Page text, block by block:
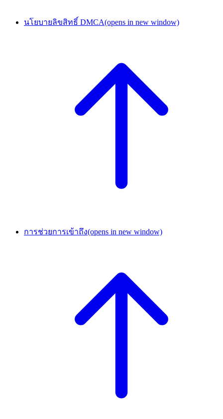
นโยบายลิขสิทธิ์ DMCA(opens in new window)
การช่วยการเข้าถึง(opens in new window)